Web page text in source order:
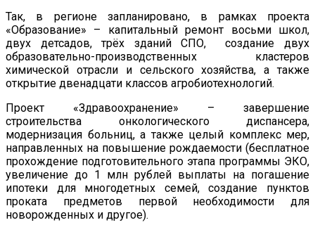
Так, в регионе запланировано, в рамках проекта
«Образование» – капитальный ремонт восьми школ,
двух детсадов, трёх зданий СПО, создание двух
образовательно-производственных кластеров
химической отрасли и сельского хозяйства, а также
открытие двенадцати классов агробиотехнологий.
Проект «Здравоохранение» – завершение
строительства онкологического диспансера,
модернизация больниц, а также целый комплекс мер,
направленных на повышение рождаемости (бесплатное
прохождение подготовительного этапа программы ЭКО,
увеличение до 1 млн рублей выплаты на погашение
ипотеки для многодетных семей, создание пунктов
проката предметов первой необходимости для
новорожденных и другое).